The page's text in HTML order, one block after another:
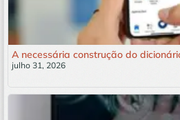
A necessária construção do
julho 31, 2026